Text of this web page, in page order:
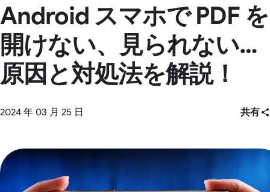
Android スマホで PDF を
開けない、見られない…
原因と対処法を解説！
2024 年 03 月 25 日 共有